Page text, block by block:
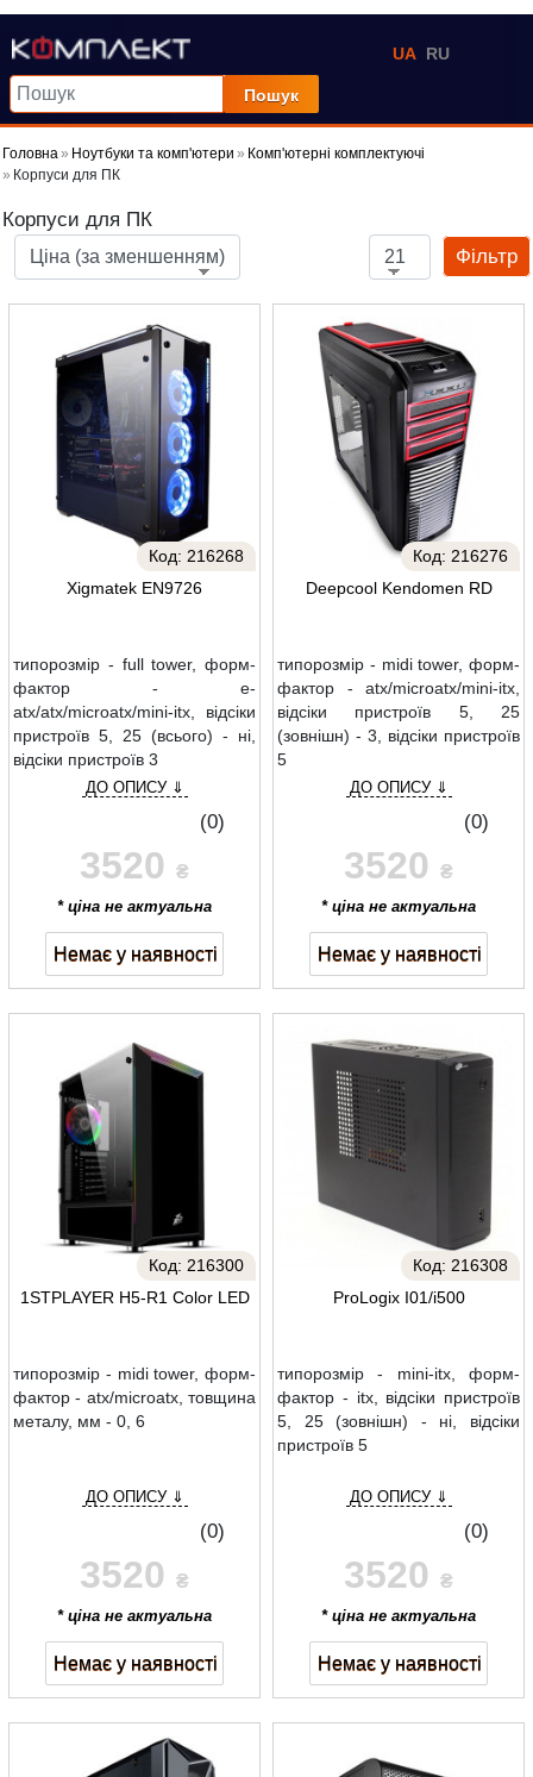
UA RU
Пошук
Головна Ноутбуки та комп'ютери
Комп'ютерні комплектуючі
Корпуси для ПК
Корпуси для ПК
Фільтр
Xigmatek EN9726
Код: 216268
типорозмір - full tower, форм-
фактор - e-
atx/atx/microatx/mini-itx, відсіки
пристроїв 5, 25 (всього) - ні,
відсіки пристроїв 3
ДО ОПИСУ ⇓
(0)
3520 ₴
* ціна не актуальна
Немає у наявності
Deepcool Kendomen RD
Код: 216276
типорозмір - midi tower, форм-
фактор - atx/microatx/mini-itx,
відсіки пристроїв 5, 25
(зовнішн) - 3, відсіки пристроїв
5
ДО ОПИСУ ⇓
(0)
3520 ₴
* ціна не актуальна
Немає у наявності
1STPLAYER H5-R1 Color LED
Код: 216300
типорозмір - midi tower, форм-
фактор - atx/microatx, товщина
металу, мм - 0, 6
ДО ОПИСУ ⇓
(0)
3520 ₴
* ціна не актуальна
Немає у наявності
ProLogix I01/i500
Код: 216308
типорозмір - mini-itx, форм-
фактор - itx, відсіки пристроїв
5, 25 (зовнішн) - ні, відсіки
пристроїв 5
ДО ОПИСУ ⇓
(0)
3520 ₴
* ціна не актуальна
Немає у наявності